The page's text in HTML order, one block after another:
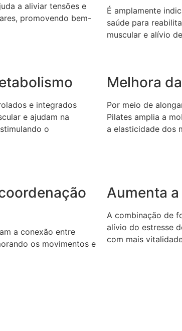
a aliviar tensões e
promovendo bem-
É amplamente
saúde para
muscular e alívio
e integrados
e ajudam na
o
Melhora
Por meio de
Pilates amplia a
a elasticidade dos
a conexão entre
os movimentos e
Aumenta
A combinação de
alívio do estresse
com mais